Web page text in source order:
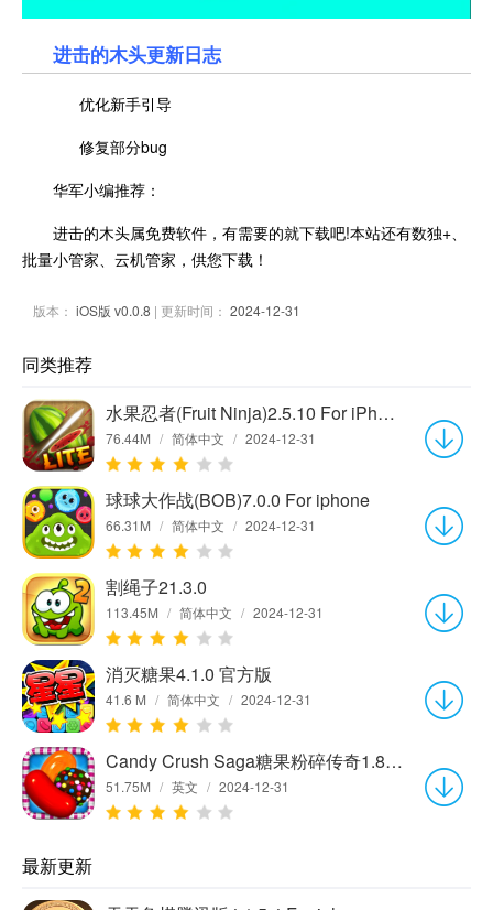
进击的木头更新日志
优化新手引导
修复部分bug
华军小编推荐：
进击的木头属免费软件，有需要的就下载吧!本站还有数独+、
批量小管家、云机管家，供您下载！
版本： iOS版 v0.0.8 | 更新时间： 2024-12-31
同类推荐
水果忍者(Fruit Ninja)2.5.10 For iPhone
76.44M / 简体中文 / 2024-12-31
球球大作战(BOB)7.0.0 For iphone
66.31M / 简体中文 / 2024-12-31
割绳子21.3.0
113.45M / 简体中文 / 2024-12-31
消灭糖果4.1.0 官方版
41.6 M / 简体中文 / 2024-12-31
Candy Crush Saga糖果粉碎传奇1.86.0 For iphone
51.75M / 英文 / 2024-12-31
最新更新